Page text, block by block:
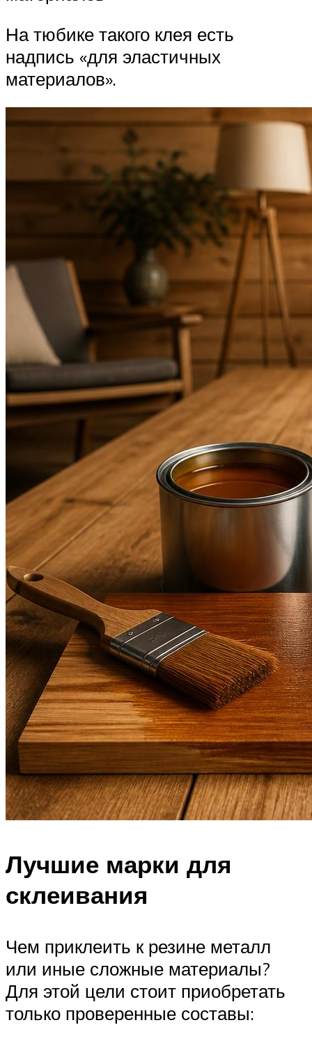
На тюбике такого клея есть
надпись «для эластичных
материалов».
Лучшие марки для
склеивания
Чем приклеить к резине металл
или иные сложные материалы?
Для этой цели стоит приобретать
только проверенные составы: